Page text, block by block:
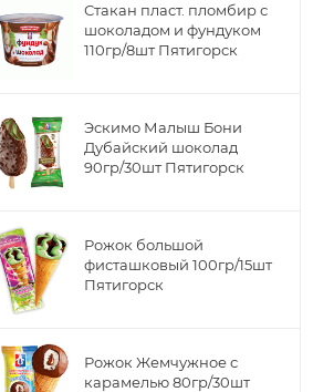
Стакан пласт. пломбир с
шоколадом и фундуком
110гр/8шт Пятигорск
Эскимо Малыш Бони
Дубайский шоколад
90гр/30шт Пятигорск
Рожок большой
фисташковый 100гр/15шт
Пятигорск
Рожок Жемчужное с
карамелью 80гр/30шт